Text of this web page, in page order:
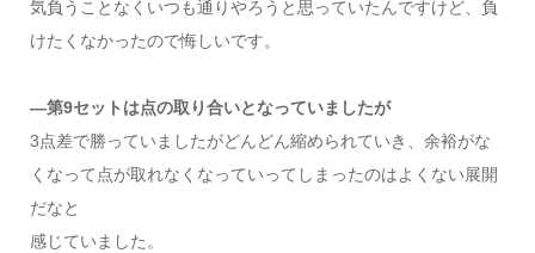
気負うことなくいつも通りやろうと思っていたんですけど、負
けたくなかったので悔しいです。
―第9セットは点の取り合いとなっていましたが
3点差で勝っていましたがどんどん縮められていき、余裕がな
くなって点が取れなくなっていってしまったのはよくない展開
だなと
感じていました。